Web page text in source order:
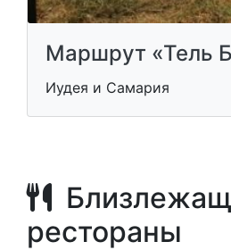
Маршрут «Тель
Иудея и Самария
рестораны